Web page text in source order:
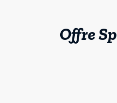
Offre